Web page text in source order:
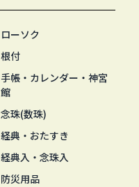
ローソク
根付
手帳・カレンダー・神宮
館
念珠(数珠)
経典・おたすき
経典入・念珠入
防災用品